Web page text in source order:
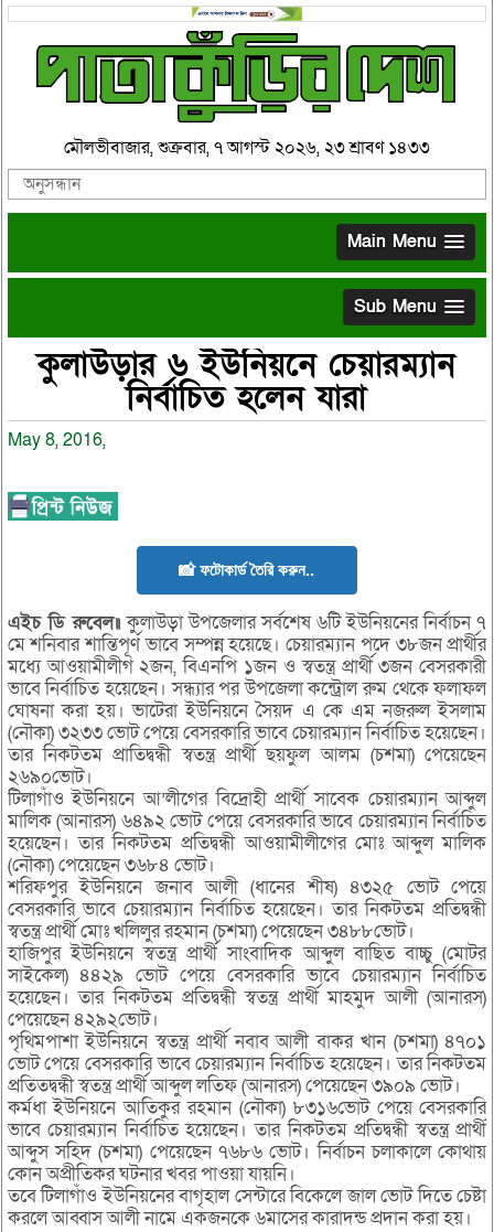
মৌলভীবাজার, শুক্রবার, ৭ আগস্ট ২০২৬, ২৩ শ্রাবণ ১৪৩৩
Main Menu
Sub Menu
কুলাউড়ার ৬ ইউনিয়নে চেয়ারম্যান
নির্বাচিত হলেন যারা
May 8, 2016,
📸 ফটোকার্ড তৈরি করুন..
এইচ ডি রুবেল॥কুলাউড়া উপজেলার সর্বশেষ ৬টি ইউনিয়নের নির্বাচন ৭
মে শনিবার শান্তিপূর্ণ ভাবে সম্পন্ন হয়েছে। চেয়ারম্যান পদে ৩৮জন প্রার্থীর
মধ্যে আওয়ামীলীগ ২জন, বিএনপি ১জন ও স্বতন্ত্র প্রার্থী ৩জন বেসরকারী
ভাবে নির্বাচিত হয়েছেন। সন্ধ্যার পর উপজেলা কন্ট্রোল রুম থেকে ফলাফল
ঘোষনা করা হয়। ভাটেরা ইউনিয়নে সৈয়দ এ কে এম নজরুল ইসলাম
(নৌকা) ৩২৩৩ ভোট পেয়ে বেসরকারি ভাবে চেয়ারম্যান নির্বাচিত হয়েছেন।
তার নিকটতম প্রাতিদ্বন্ধী স্বতন্ত্র প্রার্থী ছয়ফুল আলম (চশমা) পেয়েছেন
২৬৯০ভোট।
টিলাগাঁও ইউনিয়নে আ’লীগের বিদ্রোহী প্রার্থী সাবেক চেয়ারম্যান আব্দুল
মালিক (আনারস) ৬৪৯২ ভোট পেয়ে বেসরকারি ভাবে চেয়ারম্যান নির্বাচিত
হয়েছেন। তার নিকটতম প্রতিদ্বন্ধী আওয়ামীলীগের মোঃ আব্দুল মালিক
(নৌকা) পেয়েছেন ৩৬৮৪ ভোট।
শরিফপুর ইউনিয়নে জনাব আলী (ধানের শীষ) ৪৩২৫ ভোট পেয়ে
বেসরকারি ভাবে চেয়ারম্যান নির্বাচিত হয়েছেন। তার নিকটতম প্রতিদ্বন্ধী
স্বতন্ত্র প্রার্থী মোঃ খলিলুর রহমান (চশমা) পেয়েছেন ৩৪৮৮ভোট।
হাজিপুর ইউনিয়নে স্বতন্ত্র প্রার্থী সাংবাদিক আব্দুল বাছিত বাচ্চু (মোটর
সাইকেল) ৪৪২৯ ভোট পেয়ে বেসরকারি ভাবে চেয়ারম্যান নির্বাচিত
হয়েছেন। তার নিকটতম প্রতিদ্বন্ধী স্বতন্ত্র প্রার্থী মাহমুদ আলী (আনারস)
পেয়েছেন ৪২৯২ভোট।
পৃথিমপাশা ইউনিয়নে স্বতন্ত্র প্রার্থী নবাব আলী বাকর খান (চশমা) ৪৭০১
ভোট পেয়ে বেসরকারি ভাবে চেয়ারম্যান নির্বাচিত হয়েছেন। তার নিকটতম
প্রতিতদ্বন্ধী স্বতন্ত্র প্রার্থী আব্দুল লতিফ (আনারস) পেয়েছেন ৩৯০৯ ভোট।
কর্মধা ইউনিয়নে আতিকুর রহমান (নৌকা) ৮৩১৬ভোট পেয়ে বেসরকারি
ভাবে চেয়ারম্যান নির্বাচিত হয়েছেন। তার নিকটতম প্রতিদ্বন্ধী স্বতন্ত্র প্রার্থী
আব্দুস সহিদ (চশমা) পেয়েছেন ৭৬৮৬ ভোট। নির্বাচন চলাকালে কোথায়
কোন অপ্রীতিকর ঘটনার খবর পাওয়া যায়নি।
তবে টিলাগাঁও ইউনিয়নের বাগৃহাল সেন্টারে বিকেলে জাল ভোট দিতে চেষ্টা
করলে আব্বাস আলী নামে একজনকে ৬মাসের কারাদন্ড প্রদান করা হয়।